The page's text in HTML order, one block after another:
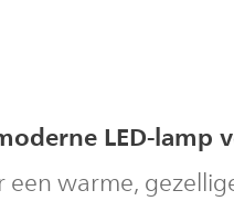
LED-lamp
een warme,